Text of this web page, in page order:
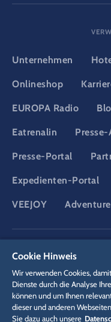
Unternehmen
Onlineshop
EUROPA Radio
Eatrenalin
Presse-Portal
Expedienten-Portal
VEEJOY
Cookie Hinweis
Wir verwenden Cookies,
Dienste durch die Analyse
können und um Ihnen
dieser und anderen
Sie dazu auch unsere